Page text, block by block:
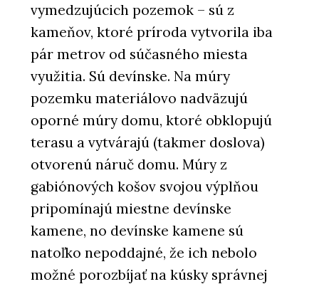
vymedzujúcich pozemok – sú z
kameňov, ktoré príroda vytvorila iba
pár metrov od súčasného miesta
využitia. Sú devínske. Na múry
pozemku materiálovo nadväzujú
oporné múry domu, ktoré obklopujú
terasu a vytvárajú (takmer doslova)
otvorenú náruč domu. Múry z
gabiónových košov svojou výplňou
pripomínajú miestne devínske
kamene, no devínske kamene sú
natoľko nepoddajné, že ich nebolo
možné porozbíjať na kúsky správnej